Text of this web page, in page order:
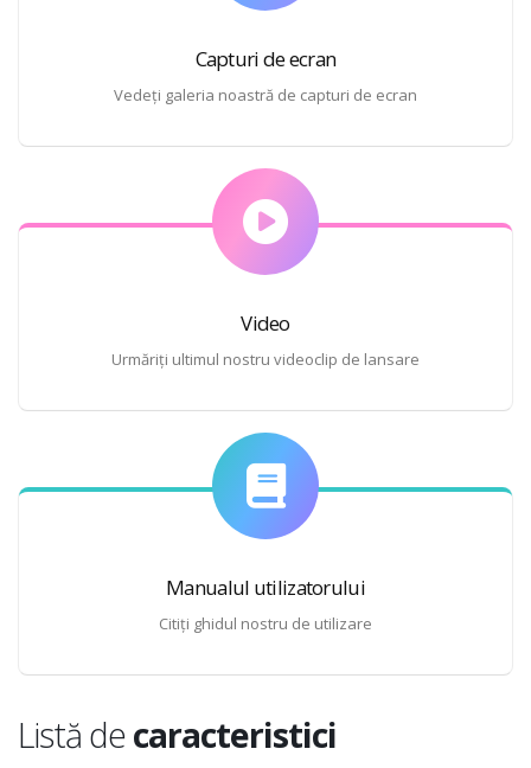
Capturi de ecran
Vedeți galeria noastră de capturi de ecran
Video
Urmăriți ultimul nostru videoclip de lansare
Manualul utilizatorului
Citiți ghidul nostru de utilizare
Listă decaracteristici